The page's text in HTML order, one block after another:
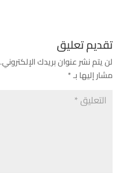
تقديم تعليق
لن يتم نشر عنوان بريدك الإلكتروني.
مشار إليها بـ*